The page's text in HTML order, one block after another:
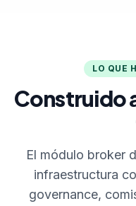
LO QUE
Construido
El módulo broker
infraestructura
governance,